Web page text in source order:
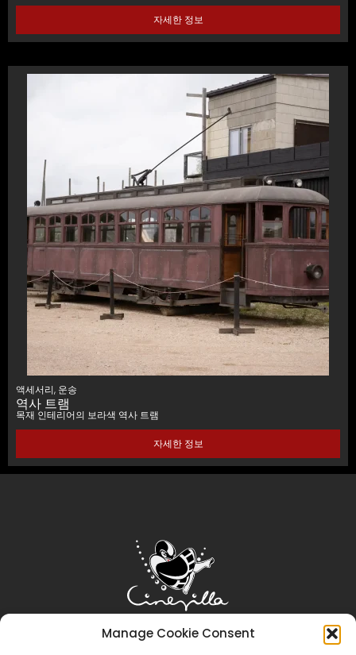
Manage Cookie Consent
자세한 정보
액세서리, 운송
역사 트램
목재 인테리어의 보라색 역사 트램
자세한 정보